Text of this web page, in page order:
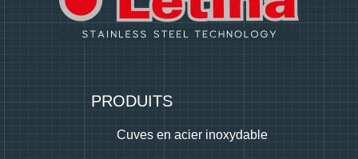
PRODUITS
Cuves en acier inoxydable